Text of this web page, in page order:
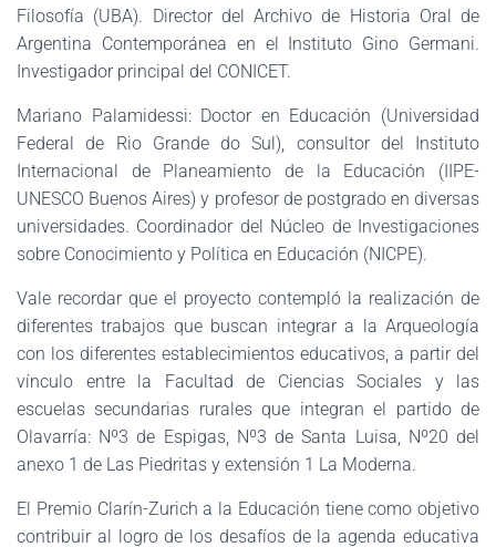
Filosofía (UBA). Director del Archivo de Historia Oral de
Argentina Contemporánea en el Instituto Gino Germani.
Investigador principal del CONICET.
Mariano Palamidessi: Doctor en Educación (Universidad
Federal de Rio Grande do Sul), consultor del Instituto
Internacional de Planeamiento de la Educación (IIPE-
UNESCO Buenos Aires) y profesor de postgrado en diversas
universidades. Coordinador del Núcleo de Investigaciones
sobre Conocimiento y Política en Educación (NICPE).
Vale recordar que el proyecto contempló la realización de
diferentes trabajos que buscan integrar a la Arqueología
con los diferentes establecimientos educativos, a partir del
vínculo entre la Facultad de Ciencias Sociales y las
escuelas secundarias rurales que integran el partido de
Olavarría: Nº3 de Espigas, Nº3 de Santa Luisa, Nº20 del
anexo 1 de Las Piedritas y extensión 1 La Moderna.
El Premio Clarín-Zurich a la Educación tiene como objetivo
contribuir al logro de los desafíos de la agenda educativa